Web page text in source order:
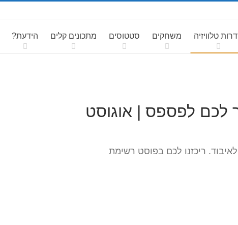
טלוויזיה משחקים סטטוסים מתכונים קלים הידעת?
לכם לפספס | אוגוסט
ריכזנו לכם בפוסט רשימת